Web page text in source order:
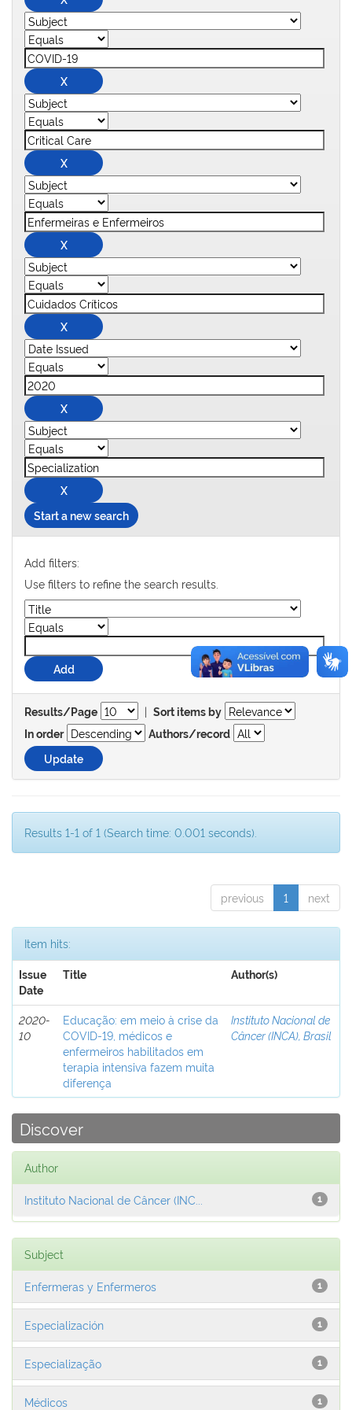
Start a new search
Add filters:
Use filters to refine the search results.
Results/Page | Sort items by
In order
Authors/record
Results 1-1 of 1 (Search time: 0.001 seconds).
previous 1 next
Item hits:
Issue
Date
Title Author(s)
2020-
10
Educação: em meio à crise da
COVID-19, médicos e
enfermeiros habilitados em
terapia intensiva fazem muita
diferença
Instituto Nacional de
Câncer (INCA), Brasil
Discover
Author
1
Instituto Nacional de Câncer (INC...
Subject
1
Enfermeras y Enfermeros
1
Especialización
1
Especialização
1
Médicos